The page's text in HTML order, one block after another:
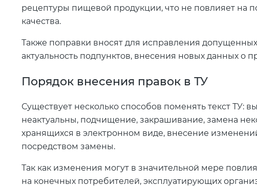
рецептуры пищевой продукции, что не повлияет на
качества.
Также поправки вносят для исправления
актуальность подпунктов, внесения новых данных о
Порядок внесения правок в ТУ
Существует несколько способов поменять текст ТУ:
неактуальны, подчищение, закрашивание, замена
хранящихся в электронном виде, внесение
посредством замены.
Так как изменения могут в значительной мере
на конечных потребителей, эксплуатирующих